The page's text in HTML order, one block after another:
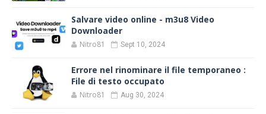
Salvare video online - m3u8 Video
Downloader
Nitro81 Sept 10, 2024
Errore nel rinominare il file temporaneo :
File di testo occupato
Nitro81 Aug 30, 2024